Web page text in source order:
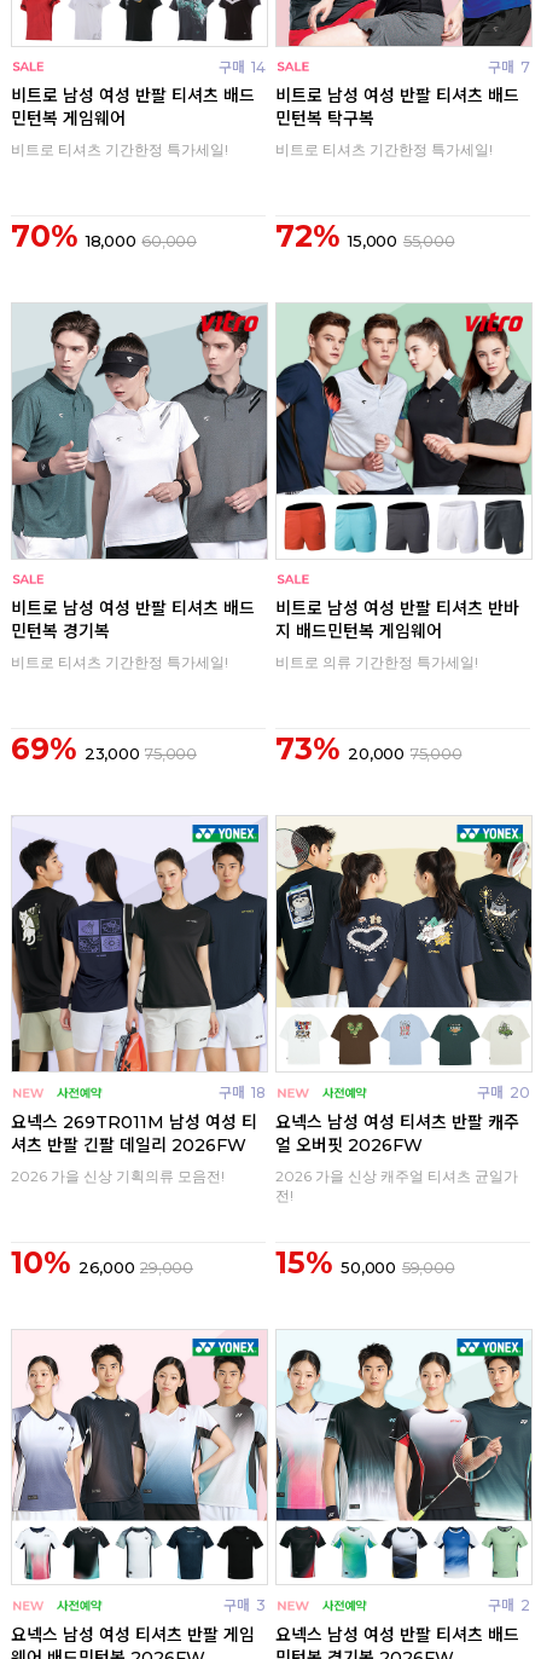
구매 14
비트로 남성 여성 반팔 티셔츠 배드
민턴복 게임웨어
비트로 티셔츠 기간한정 특가세일!
70% 18,000 60,000
구매 7
비트로 남성 여성 반팔 티셔츠 배드
민턴복 탁구복
비트로 티셔츠 기간한정 특가세일!
72% 15,000 55,000
비트로 남성 여성 반팔 티셔츠 배드
민턴복 경기복
비트로 티셔츠 기간한정 특가세일!
69% 23,000 75,000
비트로 남성 여성 반팔 티셔츠 반바
지 배드민턴복 게임웨어
비트로 의류 기간한정 특가세일!
73% 20,000 75,000
구매 18
요넥스 269TR011M 남성 여성 티
셔츠 반팔 긴팔 데일리 2026FW
2026 가을 신상 기획의류 모음전!
10% 26,000 29,000
구매 20
요넥스 남성 여성 티셔츠 반팔 캐주
얼 오버핏 2026FW
2026 가을 신상 캐주얼 티셔츠 균일가
전!
15% 50,000 59,000
구매 3
요넥스 남성 여성 티셔츠 반팔 게임
구매 2
요넥스 남성 여성 반팔 티셔츠 배드